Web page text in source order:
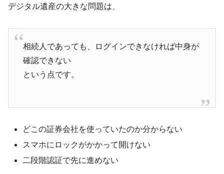
デジタル遺産の大きな問題は、
相続人であっても、ログインできなければ中身が
確認できない
という点です。
どこの証券会社を使っていたのか分からない
スマホにロックがかかって開けない
二段階認証で先に進めない